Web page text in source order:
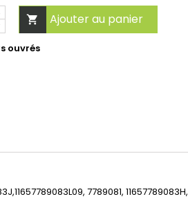
 Ajouter au panier
ouvrés
7789081, 11657789083H,